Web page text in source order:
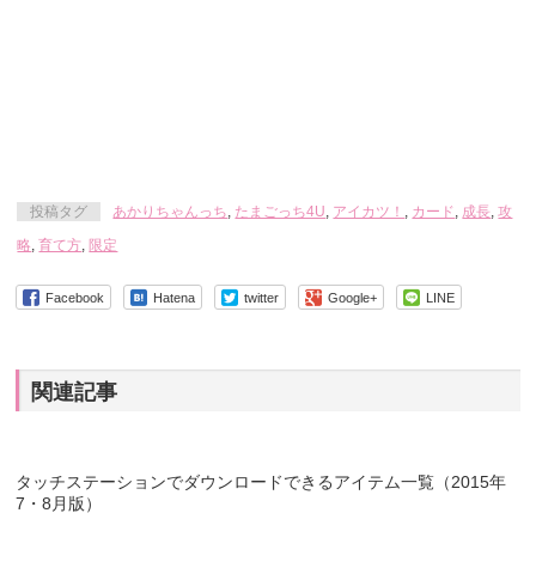
投稿タグ あかりちゃんっち, たまごっち4U, アイカツ！ , カード, 成長,攻
略,育て方, 限定
Facebook Hatena twitter Google+ LINE
関連記事
タッチステーションでダウンロードできるアイテム一覧（2015年
7・8月版）